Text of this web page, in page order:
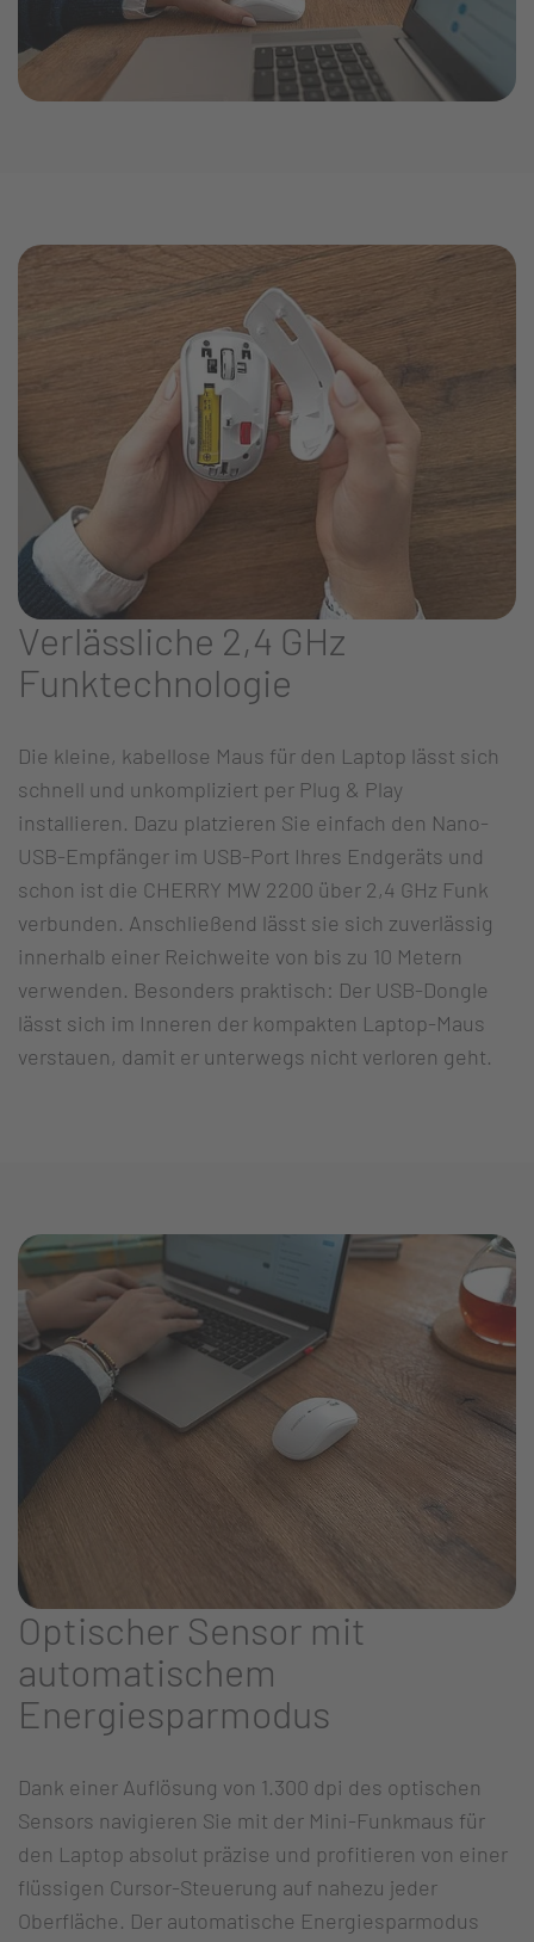
Verlässliche 2,4 GHz
Funktechnologie
Die kleine, kabellose Maus für den Laptop lässt sich
schnell und unkompliziert per Plug & Play
installieren. Dazu platzieren Sie einfach den Nano-
USB-Empfänger im USB-Port Ihres Endgeräts und
schon ist die CHERRY MW 2200 über 2,4 GHz Funk
verbunden. Anschließend lässt sie sich zuverlässig
innerhalb einer Reichweite von bis zu 10 Metern
verwenden. Besonders praktisch: Der USB-Dongle
lässt sich im Inneren der kompakten Laptop-Maus
verstauen, damit er unterwegs nicht verloren geht.
Optischer Sensor mit
automatischem
Energiesparmodus
Dank einer Auflösung von 1.300 dpi des optischen
Sensors navigieren Sie mit der Mini-Funkmaus für
den Laptop absolut präzise und profitieren von einer
flüssigen Cursor-Steuerung auf nahezu jeder
Oberfläche. Der automatische Energiesparmodus